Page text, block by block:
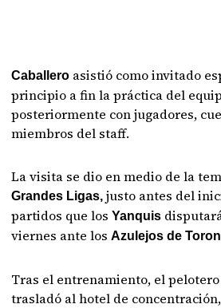
Caballero asistió como invitado
principio a fin la práctica del
posteriormente con jugadores,
miembros del staff.
La visita se dio en medio de la
Grandes Ligas, justo antes del
partidos que losYanquis
viernes ante losAzulejos de
Tras el entrenamiento, el
trasladó al hotel de